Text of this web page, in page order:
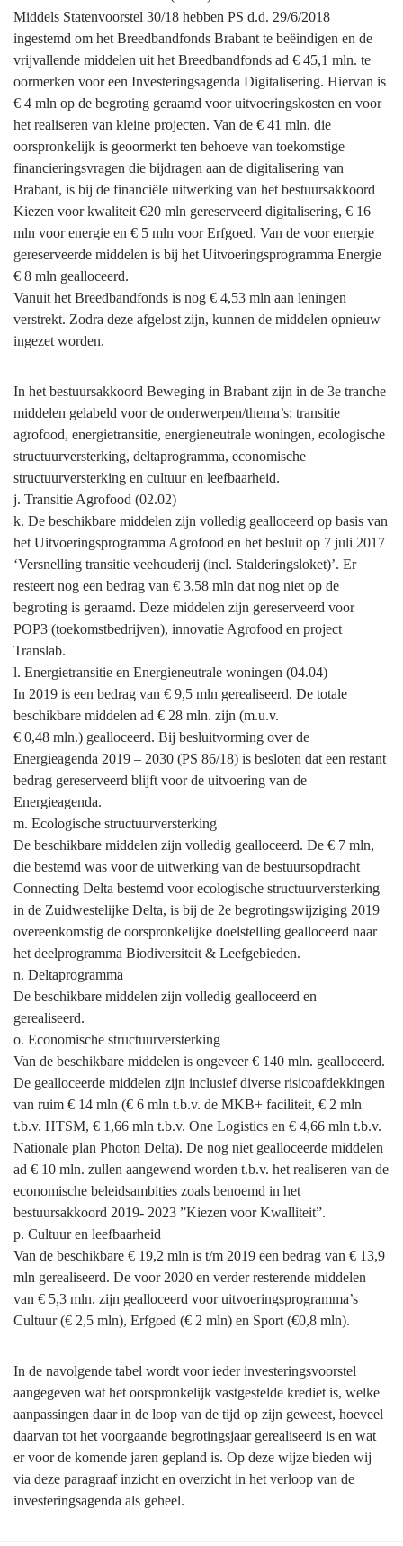
Middels Statenvoorstel 30/18 hebben PS d.d. 29/6/2018
ingestemd om het Breedbandfonds Brabant te beëindigen en de
vrijvallende middelen uit het Breedbandfonds ad € 45,1 mln. te
oormerken voor een Investeringsagenda Digitalisering. Hiervan is
€ 4 mln op de begroting geraamd voor uitvoeringskosten en voor
het realiseren van kleine projecten. Van de € 41 mln, die
oorspronkelijk is geoormerkt ten behoeve van toekomstige
financieringsvragen die bijdragen aan de digitalisering van
Brabant, is bij de financiële uitwerking van het bestuursakkoord
Kiezen voor kwaliteit €20 mln gereserveerd digitalisering, € 16
mln voor energie en € 5 mln voor Erfgoed. Van de voor energie
gereserveerde middelen is bij het Uitvoeringsprogramma Energie
€ 8 mln gealloceerd.
Vanuit het Breedbandfonds is nog € 4,53 mln aan leningen
verstrekt. Zodra deze afgelost zijn, kunnen de middelen opnieuw
ingezet worden.
In het bestuursakkoord Beweging in Brabant zijn in de 3e tranche
middelen gelabeld voor de onderwerpen/thema’s: transitie
agrofood, energietransitie, energieneutrale woningen, ecologische
structuurversterking, deltaprogramma, economische
structuurversterking en cultuur en leefbaarheid.
j. Transitie Agrofood (02.02)
k. De beschikbare middelen zijn volledig gealloceerd op basis van
het Uitvoeringsprogramma Agrofood en het besluit op 7 juli 2017
‘Versnelling transitie veehouderij (incl. Stalderingsloket)’. Er
resteert nog een bedrag van € 3,58 mln dat nog niet op de
begroting is geraamd. Deze middelen zijn gereserveerd voor
POP3 (toekomstbedrijven), innovatie Agrofood en project
Translab.
l. Energietransitie en Energieneutrale woningen (04.04)
In 2019 is een bedrag van € 9,5 mln gerealiseerd. De totale
beschikbare middelen ad € 28 mln. zijn (m.u.v.
€ 0,48 mln.) gealloceerd. Bij besluitvorming over de
Energieagenda 2019 – 2030 (PS 86/18) is besloten dat een restant
bedrag gereserveerd blijft voor de uitvoering van de
Energieagenda.
m. Ecologische structuurversterking
De beschikbare middelen zijn volledig gealloceerd. De € 7 mln,
die bestemd was voor de uitwerking van de bestuursopdracht
Connecting Delta bestemd voor ecologische structuurversterking
in de Zuidwestelijke Delta, is bij de 2e begrotingswijziging 2019
overeenkomstig de oorspronkelijke doelstelling gealloceerd naar
het deelprogramma Biodiversiteit & Leefgebieden.
n. Deltaprogramma
De beschikbare middelen zijn volledig gealloceerd en
gerealiseerd.
o. Economische structuurversterking
Van de beschikbare middelen is ongeveer € 140 mln. gealloceerd.
De gealloceerde middelen zijn inclusief diverse risicoafdekkingen
van ruim € 14 mln (€ 6 mln t.b.v. de MKB+ faciliteit, € 2 mln
t.b.v. HTSM, € 1,66 mln t.b.v. One Logistics en € 4,66 mln t.b.v.
Nationale plan Photon Delta). De nog niet gealloceerde middelen
ad € 10 mln. zullen aangewend worden t.b.v. het realiseren van de
economische beleidsambities zoals benoemd in het
bestuursakkoord 2019- 2023 ”Kiezen voor Kwalliteit”.
p. Cultuur en leefbaarheid
Van de beschikbare € 19,2 mln is t/m 2019 een bedrag van € 13,9
mln gerealiseerd. De voor 2020 en verder resterende middelen
van € 5,3 mln. zijn gealloceerd voor uitvoeringsprogramma’s
Cultuur (€ 2,5 mln), Erfgoed (€ 2 mln) en Sport (€0,8 mln).
In de navolgende tabel wordt voor ieder investeringsvoorstel
aangegeven wat het oorspronkelijk vastgestelde krediet is, welke
aanpassingen daar in de loop van de tijd op zijn geweest, hoeveel
daarvan tot het voorgaande begrotingsjaar gerealiseerd is en wat
er voor de komende jaren gepland is. Op deze wijze bieden wij
via deze paragraaf inzicht en overzicht in het verloop van de
investeringsagenda als geheel.